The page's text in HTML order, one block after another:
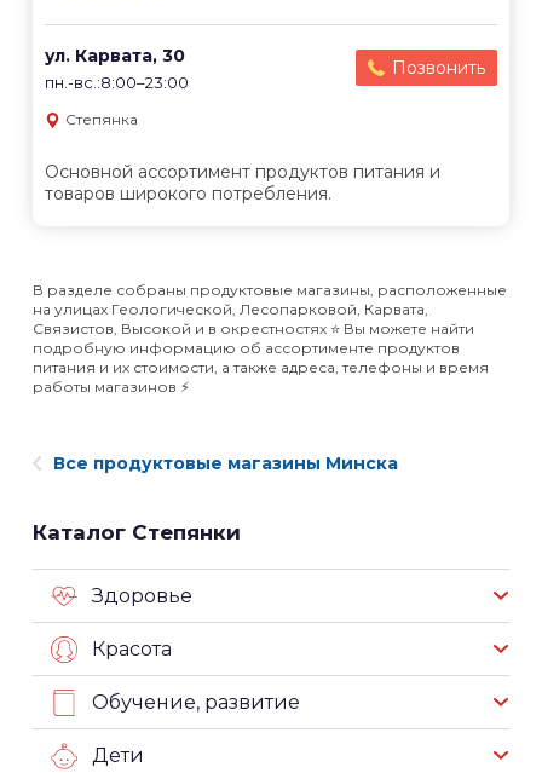
ул. Карвата, 30
пн.-вс.:8:00–23:00
Позвонить
Степянка
Основной ассортимент продуктов питания и
товаров широкого потребления.
В разделе собраны продуктовые магазины, расположенные
на улицах Геологической, Лесопарковой, Карвата,
Связистов, Высокой и в окрестностях ⭐️ Вы можете найти
подробную информацию об ассортименте продуктов
питания и их стоимости, а также адреса, телефоны и время
работы магазинов ⚡️
Все продуктовые магазины Минска
Каталог Степянки
Здоровье
Красота
Обучение, развитие
Дети